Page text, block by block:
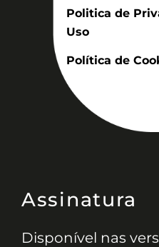
Politica de
Uso
Política de
Assinatura
Disponível nas